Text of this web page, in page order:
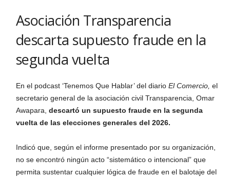
Asociación Transparencia
descarta supuesto fraude en la
segunda vuelta
En el podcast ‘Tenemos Que Hablar’ del diario El Comercio, el
secretario general de la asociación civil Transparencia, Omar
Awapara, descartó un supuesto fraude en la segunda
vuelta de las elecciones generales del 2026.
​Indicó que, según el informe presentado por su organización,
no se encontró ningún acto ​“sistemático o intencional” que
permita sustentar cualquier lógica de fraude en el balotaje del